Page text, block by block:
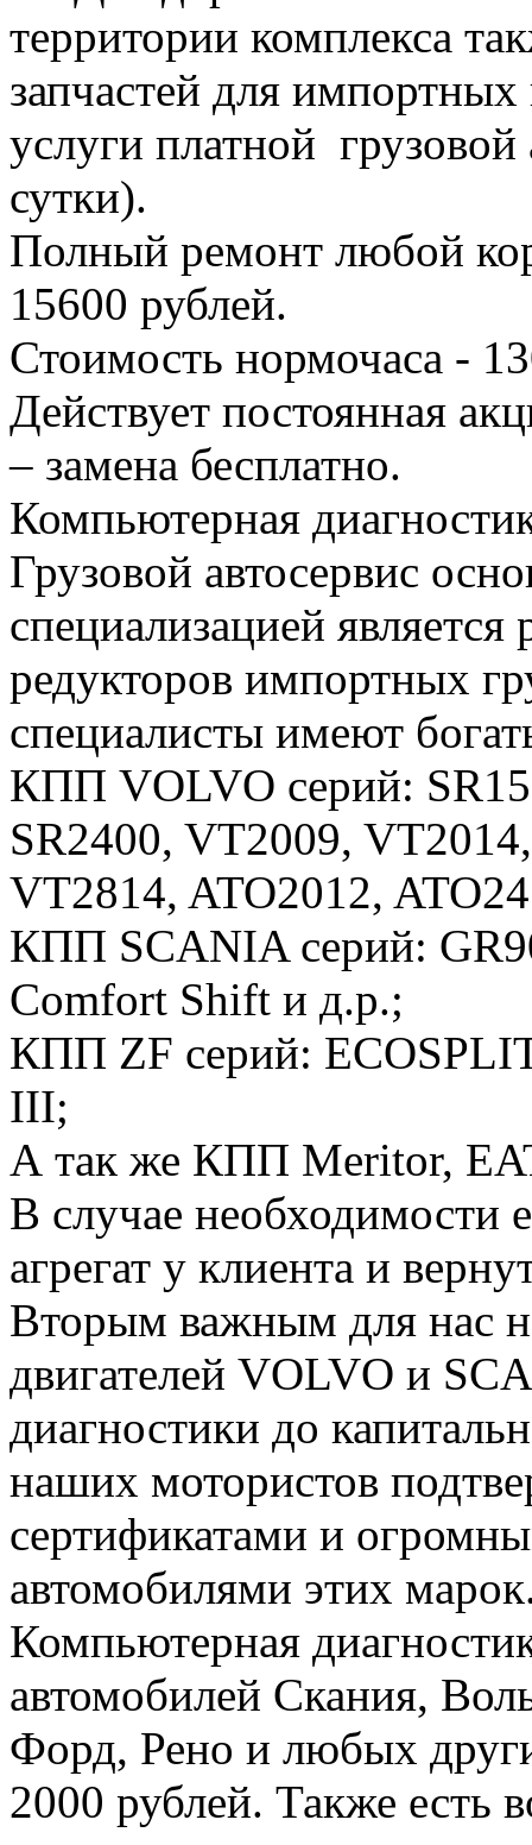
территории комплекса
запчастей для
услуги платной грузовой
сутки).
Полный ремонт любой
15600 рублей.
Стоимость нормочаса -
Действует постоянная
– замена бесплатно.
Компьютерная
Грузовой автосервис
специализацией
редукторов импортных
специалисты имеют
КПП VOLVO серий:
SR2400, VT2009,
VT2814, ATO2012,
КПП SCANIA серий:
Comfort Shift и д.р.;
КПП ZF серий:
III;
А так же КПП Meritor,
В случае необходимости
агрегат у клиента и
Вторым важным для нас
двигателей VOLVO и
диагностики до
наших мотористов
сертификатами и
автомобилями этих
Компьютерная
автомобилей Скания,
Форд, Рено и любых
2000 рублей. Также есть